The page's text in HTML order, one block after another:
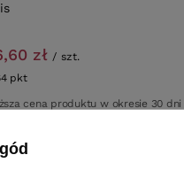
zł / szt.
pktpunktów
cena produktu w okresie 30 dni